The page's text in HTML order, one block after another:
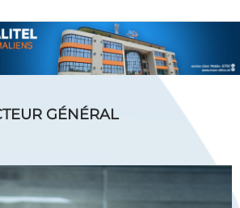
GÉNÉRAL